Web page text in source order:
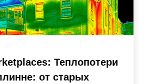
Теплопотери
от старых